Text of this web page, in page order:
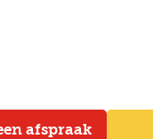
afspraak